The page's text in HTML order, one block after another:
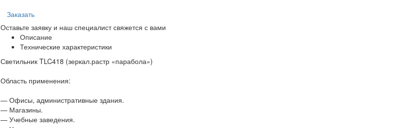
Заказать
Оставьте заявку и наш специалист свяжется с вами
Описание
Технические характеристики
Светильник TLC418 (зеркал.растр «парабола»)
Область применения:
— Офисы, административные здания.
— Магазины.
— Учебные заведения.